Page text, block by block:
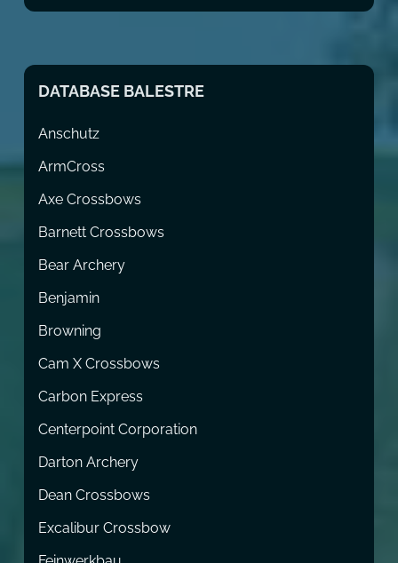
DATABASE BALESTRE
Anschutz
ArmCross
Axe Crossbows
Barnett Crossbows
Bear Archery
Benjamin
Browning
Cam X Crossbows
Carbon Express
Centerpoint Corporation
Darton Archery
Dean Crossbows
Excalibur Crossbow